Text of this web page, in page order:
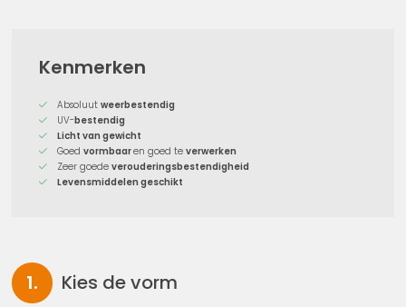
Kenmerken
Absoluutweerbestendig
UV-bestendig
Licht van gewicht
Goedvormbaaren goed teverwerken
Zeer goedeverouderingsbestendigheid
Levensmiddelen geschikt
Kies de vorm